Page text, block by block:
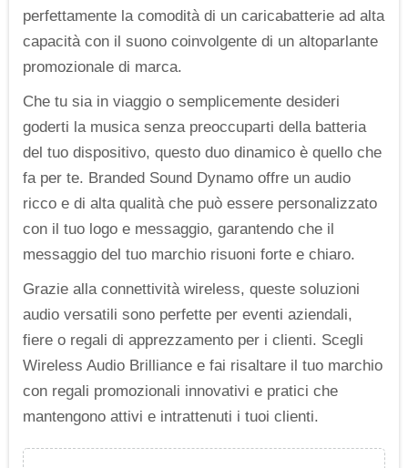
perfettamente la comodità di un caricabatterie ad alta
capacità con il suono coinvolgente di un altoparlante
promozionale di marca.
Che tu sia in viaggio o semplicemente desideri
goderti la musica senza preoccuparti della batteria
del tuo dispositivo, questo duo dinamico è quello che
fa per te. Branded Sound Dynamo offre un audio
ricco e di alta qualità che può essere personalizzato
con il tuo logo e messaggio, garantendo che il
messaggio del tuo marchio risuoni forte e chiaro.
Grazie alla connettività wireless, queste soluzioni
audio versatili sono perfette per eventi aziendali,
fiere o regali di apprezzamento per i clienti. Scegli
Wireless Audio Brilliance e fai risaltare il tuo marchio
con regali promozionali innovativi e pratici che
mantengono attivi e intrattenuti i tuoi clienti.